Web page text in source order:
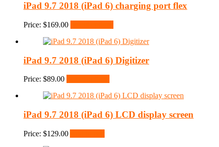
iPad 9.7 2018 (iPad 6) charging port flex
Price: $169.00
iPad 9.7 2018 (iPad 6) Digitizer
Price: $89.00
iPad 9.7 2018 (iPad 6) LCD display screen
Price: $129.00